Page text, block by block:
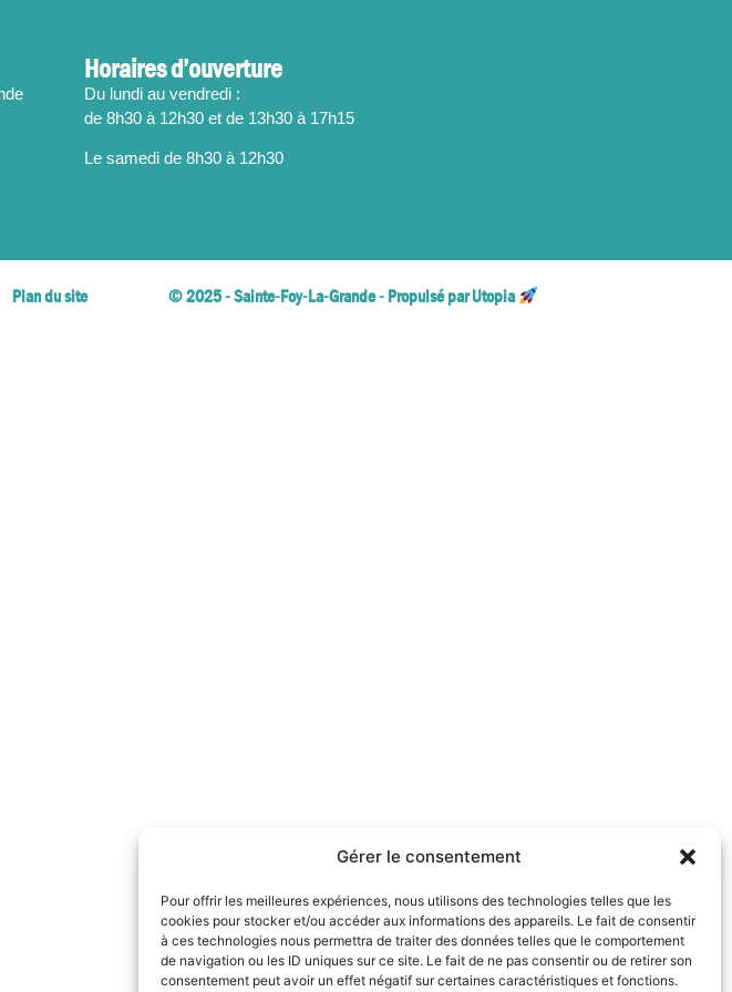
Gérer le consentement
Pour offrir les meilleures expériences, nous utilisons des technologies telles que les
cookies pour stocker et/ou accéder aux informations des appareils. Le fait de consentir
à ces technologies nous permettra de traiter des données telles que le comportement
de navigation ou les ID uniques sur ce site. Le fait de ne pas consentir ou de retirer son
consentement peut avoir un effet négatif sur certaines caractéristiques et fonctions.
Horaires d’ouverture
Du lundi au vendredi :
de 8h30 à 12h30 et de 13h30 à 17h15
Le samedi de 8h30 à 12h30
Plan du site © 2025 - Sainte-Foy-La-Grande - Propulsé par Utopia